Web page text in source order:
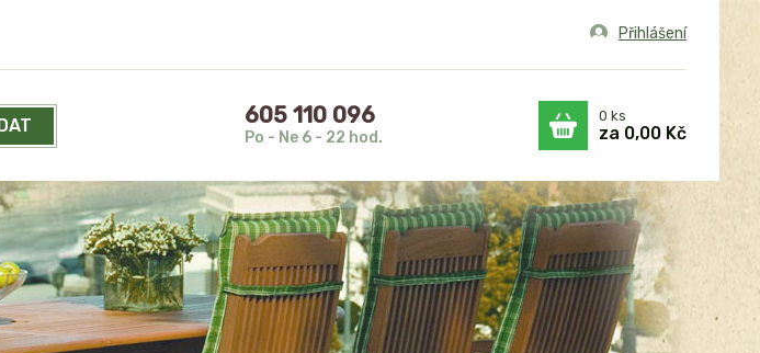
Přihlášení
605 110 096
Po - Ne 6 - 22 hod.
0 ks
za 0,00 Kč